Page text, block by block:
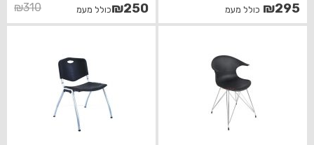
₪295 כולל מעמ ₪310
המחיר
המקורי
₪310.
₪250
המחיר
הנוכחי
₪250.
כולל מעמ